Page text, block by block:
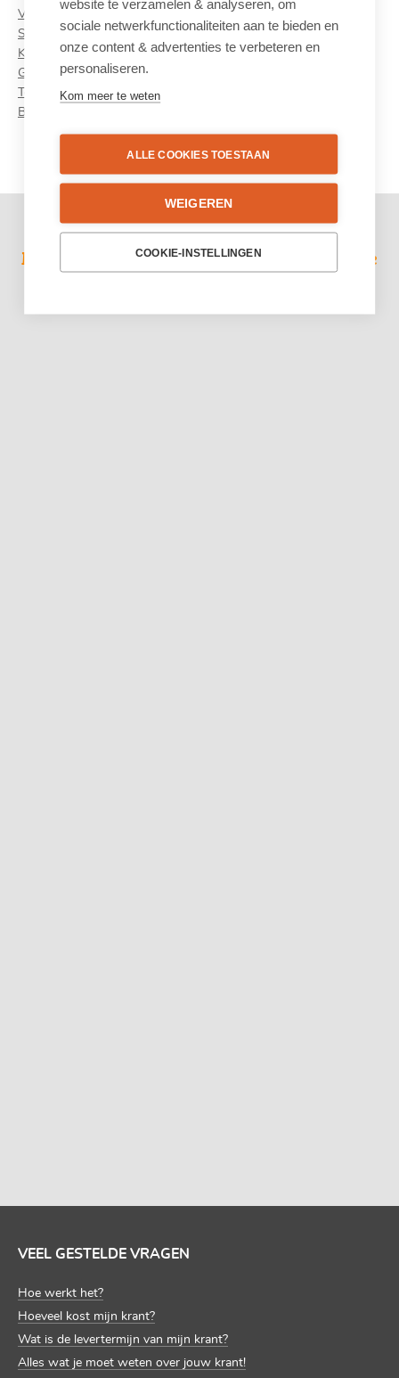
Vaderdag
School
Kamp
Geboorte
Testimonial
Bedrijf
Maak je eigen griezelkrant. Ontdek heir onze
sjablonen:
VEEL GESTELDE VRAGEN
Hoe werkt het?
Hoeveel kost mijn krant?
Wat is de levertermijn van mijn krant?
Alles wat je moet weten over jouw krant!
website te verzamelen & analyseren, om
sociale netwerkfunctionaliteiten aan te bieden en
onze content & advertenties te verbeteren en
personaliseren.
Kom meer te weten
ALLE COOKIES TOESTAAN
WEIGEREN
COOKIE-INSTELLINGEN